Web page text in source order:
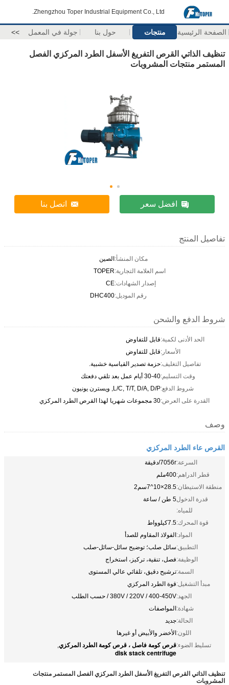
Zhengzhou Toper Industrial Equipment Co., Ltd.
الصفحة الرئيسية منتجات حول بنا جولة في المعمل >>
تنظيف الذاتي القرص التفريغ الأسفل الطرد المركزي الفصل
المستمر منتجات المشروبات
افضل سعر اتصل بنا
تفاصيل المنتج
مكان المنشأ:الصين
اسم العلامة التجارية:TOPER
إصدار الشهادات:CE
رقم الموديل:DHC400
شروط الدفع والشحن
الحد الأدنى لكمية:قابل للتفاوض
الأسعار:قابل للتفاوض
تفاصيل التغليف:حزمة تصدير القياسية خشبية.
وقت التسليم:30-40 أيام عمل بعد تلقي دفعتك
شروط الدفع:L/C, T/T, D/A, D/P, ويسترن يونيون
القدرة على العرض:30 مجموعات شهريا لهذا القرص الطرد المركزي
وصف
القرص عاء الطرد المركزي
السرعة:7056r/دقيقة
قطر الدراهم:400ملم
منطقة الاستيطان:28.5×10^7سم2
قدرة الدخول
للمياه:
5 طن / ساعة
قوة المحرك:7.5كيلوواط
المواد:الفولاذ المقاوم للصدأ
التطبيق:سائل صلب؛ توضيح سائل-سائل-صلب
الوظيفة:فصل، تنقية، تركيز، استخراج
السمة:ترشيح دقيق، تلقائي عالي المستوى
مبدأ التشغيل:قوة الطرد المركزي
الجهد:380V / 220V / 400-450V / حسب الطلب
شهادة:المواصفات
الحالة:جديد
اللون:الأخضر والأبيض أو غيرها
تسليط الضوء:قرص كومة فاصل ، قرص كومة الطرد المركزي,
disk stack centrifuge
تنظيف الذاتي القرص التفريغ الأسفل الطرد المركزي الفصل المستمر منتجات
المشروبات